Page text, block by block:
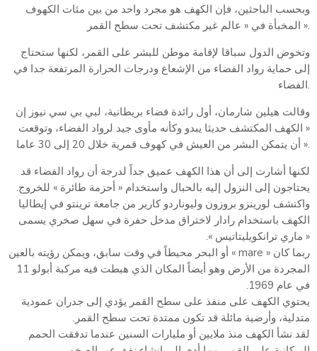
وبحسب الباحثين، فإن الكهف هو مجرد واحد من بين مئات الكهوف
المخبأة في « عالم غير مكتشف تحت سطح القمر ».
وتخوض الدول سباقا لإقامة موطن للبشر على القمر، لكنها ستحتاج
إلى حماية رواد الفضاء من الإشعاع ودرجات الحرارة المرتفعة جدا في
الفضاء.
وقالت هيلين شارمان، أول رائدة فضاء بريطانية، لبي بي سي نيوز إن
« الكهف المكتشف حديثا يبدو وكأنه مأوى جيد لرواد الفضاء، وتوقعت
أن يتمكن البشر من العيش في كهوف قمرية خلال 20 إلى 30 عاما ».
لكنها أشارت إلى أن هذا الكهف عميق جداً لدرجة أن رواد الفضاء قد
يحتاجون إلى النزول إليه بالحبال واستخدام « أحزمة طائرة » للخروج.
واكتشف لورينزو بروزون وليوناردو كارير من جامعة ترينتو في إيطاليا
الكهف باستخدام رادار لاختراق مدخل حفرة في سهل صخري يسمى
« ماري ترانكويليتاتيس ».
ربما كان « mare » أو البحر محيطاً في وقت سابق، ويمكن رؤيته بالعين
المجردة من الأرض وهو أيضاً المكان الذي هبطت فيه مركبة أبولو 11
في عام 1969.
يحتوي الكهف على منفذ على سطح القمر يؤدي إلى جدران عمودية
متدلية، وأرضية مائلة قد تكون ممتدة تحت سطح القمر.
لقد نشأ الكهف منذ ملايين أو مليارات السنين عندما تدفقت الحمم